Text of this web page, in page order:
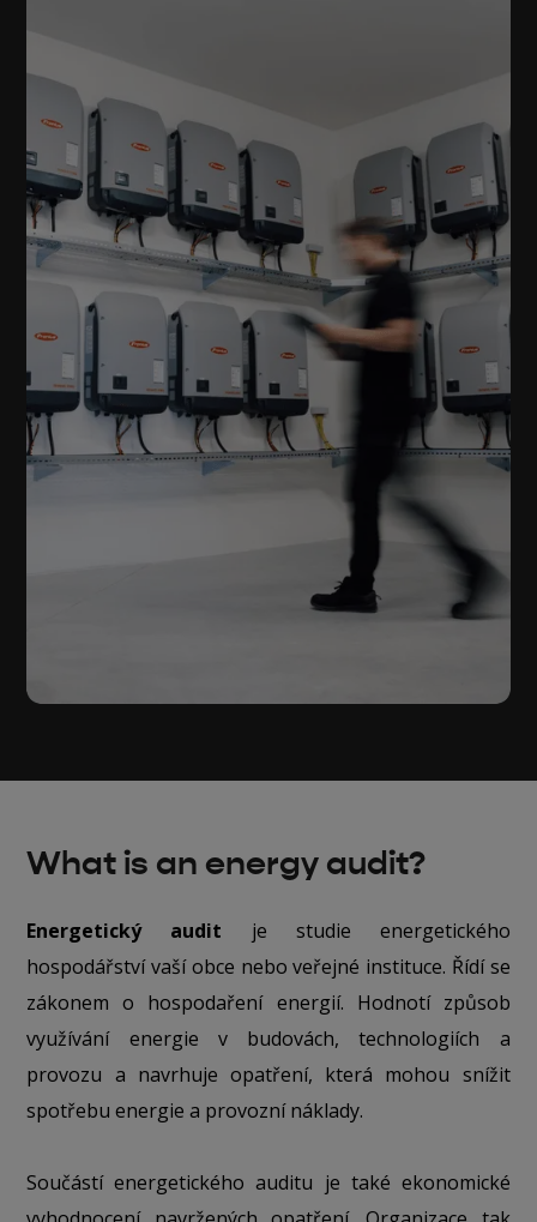
What is an energy audit?
Energetický audit je studie energetického
hospodářství vaší obce nebo veřejné instituce. Řídí se
zákonem o hospodaření energií. Hodnotí způsob
využívání energie v budovách, technologiích a
provozu a navrhuje opatření, která mohou snížit
spotřebu energie a provozní náklady.
Součástí energetického auditu je také ekonomické